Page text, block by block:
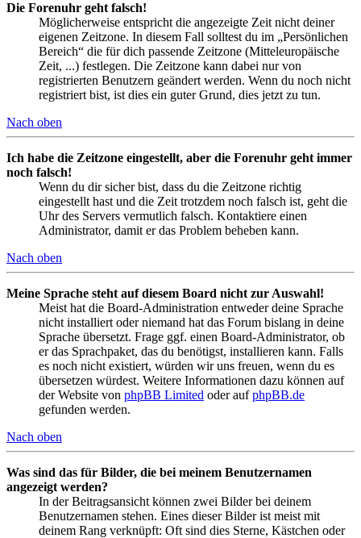
Die Forenuhr geht falsch!
Möglicherweise entspricht die angezeigte Zeit nicht deiner
eigenen Zeitzone. In diesem Fall solltest du im „Persönlichen
Bereich“ die für dich passende Zeitzone (Mitteleuropäische
Zeit, ...) festlegen. Die Zeitzone kann dabei nur von
registrierten Benutzern geändert werden. Wenn du noch nicht
registriert bist, ist dies ein guter Grund, dies jetzt zu tun.
Nach oben
Ich habe die Zeitzone eingestellt, aber die Forenuhr geht immer
noch falsch!
Wenn du dir sicher bist, dass du die Zeitzone richtig
eingestellt hast und die Zeit trotzdem noch falsch ist, geht die
Uhr des Servers vermutlich falsch. Kontaktiere einen
Administrator, damit er das Problem beheben kann.
Nach oben
Meine Sprache steht auf diesem Board nicht zur Auswahl!
Meist hat die Board-Administration entweder deine Sprache
nicht installiert oder niemand hat das Forum bislang in deine
Sprache übersetzt. Frage ggf. einen Board-Administrator, ob
er das Sprachpaket, das du benötigst, installieren kann. Falls
es noch nicht existiert, würden wir uns freuen, wenn du es
übersetzen würdest. Weitere Informationen dazu können auf
der Website von phpBB Limited oder aufphpBB.de
gefunden werden.
Nach oben
Was sind das für Bilder, die bei meinem Benutzernamen
angezeigt werden?
In der Beitragsansicht können zwei Bilder bei deinem
Benutzernamen stehen. Eines dieser Bilder ist meist mit
deinem Rang verknüpft: Oft sind dies Sterne, Kästchen oder